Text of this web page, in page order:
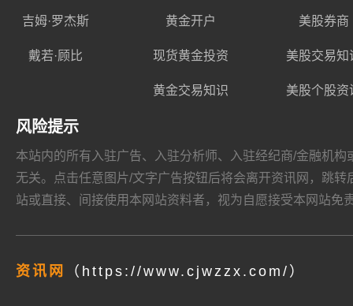
吉姆·罗杰斯
戴若·顾比
黄金开户
现货黄金投资
黄金交易知识
美股券商
美股交易知
美股个股资
风险提示
本站内的所有入驻广告、入驻分析师、入驻经纪商/金融机
无关。点击任意图片/文字广告按钮后将会离开资讯网，跳
站或直接、间接使用本网站资料者，视为自愿接受本网站免
资讯网 （https://www.cjwzzx.com/）